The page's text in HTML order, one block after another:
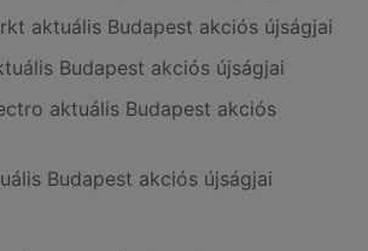
aktuális Budapest akciós újságjai
Budapest akciós újságjai
aktuális Budapest akciós
Budapest akciós újságjai